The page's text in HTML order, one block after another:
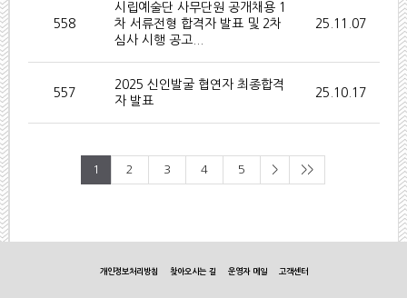
558
시립예술단 사무단원 공개채용 1
차 서류전형 합격자 발표 및 2차
심사 시행 공고...
25.11.07
557
2025 신인발굴 협연자 최종합격
자 발표
25.10.17
1 2 3 4 5 > >>
개인정보처리방침 찾아오시는 길 운영자 메일 고객센터